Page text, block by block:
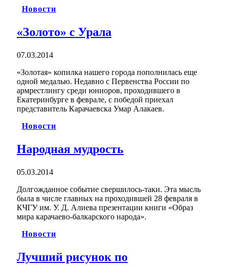
Новости
«Золото» с Урала
07.03.2014
«Золотая» копилка нашего города пополнилась еще
одной медалью. Недавно с Первенства России по
армрестлингу среди юниоров, проходившего в
Екатеринбурге в феврале, с победой приехал
представитель Карачаевска Умар Алакаев.
Новости
Народная мудрость
05.03.2014
Долгожданное событие свершилось-таки. Эта мысль
была в числе главных на проходившей 28 февраля в
КЧГУ им. У. Д. Алиева презентации книги «Образ
мира карачаево-балкарского народа».
Новости
Лучший рисунок по